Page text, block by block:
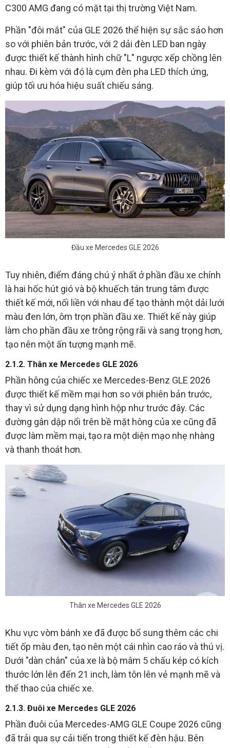
C300 AMG đang có mặt tại thị trường Việt Nam.
Phần "đôi mắt" của GLE 2026 thể hiện sự sắc sảo hơn
so với phiên bản trước, với 2 dải đèn LED ban ngày
được thiết kế thành hình chữ "L" ngược xếp chồng lên
nhau. Đi kèm với đó là cụm đèn pha LED thích ứng,
giúp tối ưu hóa hiệu suất chiếu sáng.
Đầu xe Mercedes GLE 2026
Tuy nhiên, điểm đáng chú ý nhất ở phần đầu xe chính
là hai hốc hút gió và bộ khuếch tán trung tâm được
thiết kế mới, nối liền với nhau để tạo thành một dải lưới
màu đen lớn, ôm trọn phần đầu xe. Thiết kế này giúp
làm cho phần đầu xe trông rộng rãi và sang trọng hơn,
tạo nên một ấn tượng mạnh mẽ.
2.1.2. Thân xe Mercedes GLE 2026
Phần hông của chiếc xe Mercedes-Benz GLE 2026
được thiết kế mềm mại hơn so với phiên bản trước,
thay vì sử dụng dạng hình hộp như trước đây. Các
đường gân dập nổi trên bề mặt hông của xe cũng đã
được làm mềm mại, tạo ra một diện mạo nhẹ nhàng
và thanh thoát hơn.
Thân xe Mercedes GLE 2026
Khu vực vòm bánh xe đã được bổ sung thêm các chi
tiết ốp màu đen, tạo nên một cái nhìn cao ráo và thú vị.
Dưới "dàn chân" của xe là bộ mâm 5 chấu kép có kích
thước lớn lên đến 21 inch, làm tôn lên vẻ mạnh mẽ và
thể thao của chiếc xe.
2.1.3. Đuôi xe Mercedes GLE 2026
Phần đuôi của Mercedes-AMG GLE Coupe 2026 cũng
đã trải qua sự cải tiến trong thiết kế đèn hậu. Bên